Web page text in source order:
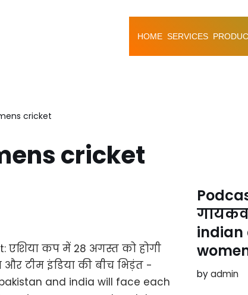
HOME SERVICES
cricket
cricket
indian
byadmin